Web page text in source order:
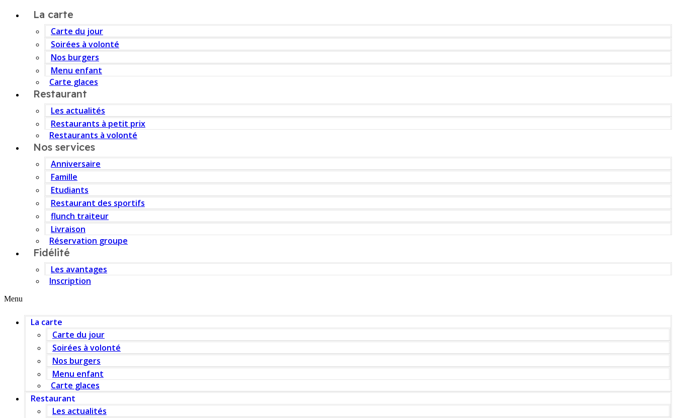
La carte
Carte du jour
Soirées à volonté
Nos burgers
Menu enfant
Carte glaces
Restaurant
Les actualités
Restaurants à petit prix
Restaurants à volonté
Nos services
Anniversaire
Famille
Etudiants
Restaurant des sportifs
flunch traiteur
Livraison
Réservation groupe
Fidélité
Les avantages
Inscription
Menu
La carte
Carte du jour
Soirées à volonté
Nos burgers
Menu enfant
Carte glaces
Restaurant
Les actualités